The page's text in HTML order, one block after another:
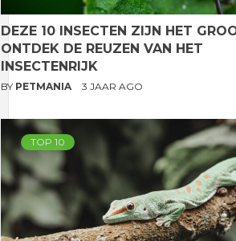
DEZE 10 INSECTEN ZIJN HET
ONTDEK DE REUZEN VAN HET
INSECTENRIJK
BY PETMANIA 3 JAAR AGO
TOP 10